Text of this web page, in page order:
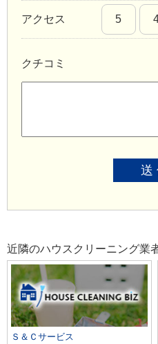
アクセス 5
クチコミ
送
近隣のハウスクリーニング業
Ｓ＆Ｃサービス